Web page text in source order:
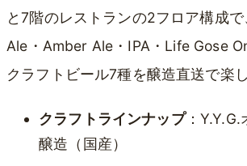
と7階のレストランの2フロア構成
Ale・Amber Ale・IPA・Life Gose
クラフトビール7種を醸造直送で楽し
クラフトラインナップ：Y.Y.G.
醸造（国産）